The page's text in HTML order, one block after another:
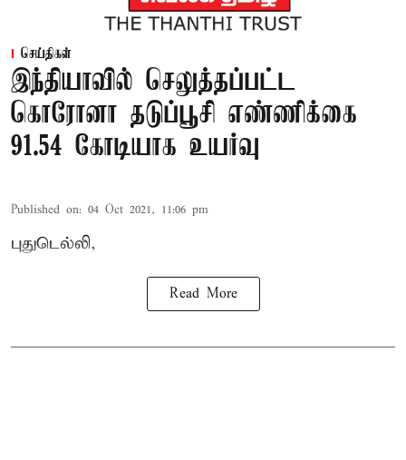
செய்திகள்
இந்தியாவில் செலுத்தப்பட்ட
கொரோனா தடுப்பூசி எண்ணிக்கை
91.54 கோடியாக உயர்வு
Published on: 04 Oct 2021, 11:06 pm
புதுடெல்லி,
Read More